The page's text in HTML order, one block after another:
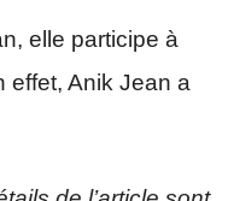
elle participe à
effet, Anik Jean a